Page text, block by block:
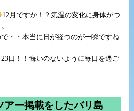
12月ですか！？気温の変化に身体がつ
・・本当に日が経つのが一瞬ですね
日！！悔いのないように毎日を過ご
アー掲載をしたバリ島